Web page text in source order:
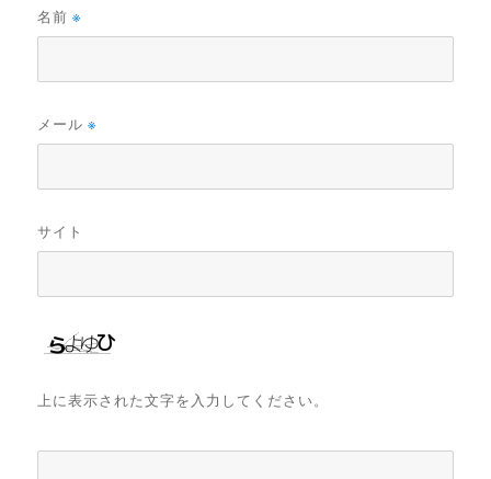
名前※
メール※
サイト
上に表示された文字を入力してください。